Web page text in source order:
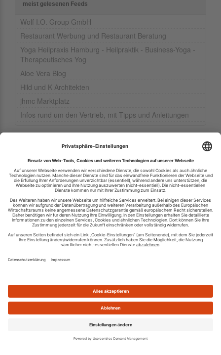
meist gelesenen Feeds
Wolf I.O. Group GmbH
Restaurant Werbung und Restaurant Beratung
Yoga Heilpraxis Hamburg - Heilpraktik - Business-Yoga -
Therapeutisches Yog
Aloe Vera Blog
Hild und K Architekten
jhmc Marktplatz
Infos rund um den Vertrieb, mit Tipps und Anleitungen
Ihren RSS-Feed veröffentlichen
RSS-Verzeichnis.de © 2003-2026
Impressum
Kontakt
Datenschutzinformation
Cookie-Einstellungen
Was ist ein RSS Feed?
Die besten RSS Reader
101-200|200-300